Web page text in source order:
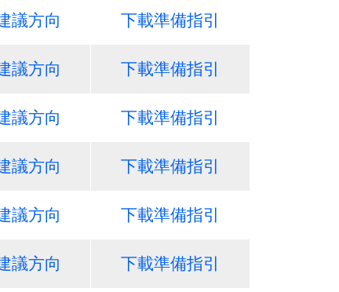
議方向 下載準備指引
議方向 下載準備指引
議方向 下載準備指引
議方向 下載準備指引
議方向 下載準備指引
議方向 下載準備指引